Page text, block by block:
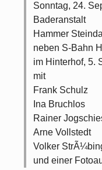
Sonntag, 24.
Baderanstalt
Hammer
neben S-Bahn
im Hinterhof, 5.
mit
Frank Schulz
Ina Bruchlos
Rainer
Arne Vollstedt
Volker
und einer